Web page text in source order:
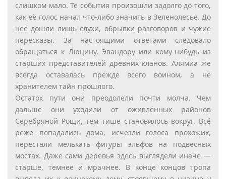
слишком мало. Те события произошли задолго до того,
как её голос начал что-либо значить в Зеленолесье. До
неё дошли лишь слухи, обрывки разговоров и чужие
пересказы. За настоящими ответами следовало
обращаться к Люцину, Эвандору или кому-нибудь из
старших представителей древних кланов. Алямиа же
всегда оставалась прежде всего воином, а не
хранителем тайн прошлого.
Остаток пути они преодолели почти молча. Чем
дальше они уходили от оживлённых районов
Серебряной Рощи, тем тише становилось вокруг. Всё
реже попадались дома, исчезли голоса прохожих,
перестали мелькать фигуры эльфов на подвесных
мостах. Даже сами деревья здесь выглядели иначе —
старше, темнее и мрачнее. В конце концов тропа